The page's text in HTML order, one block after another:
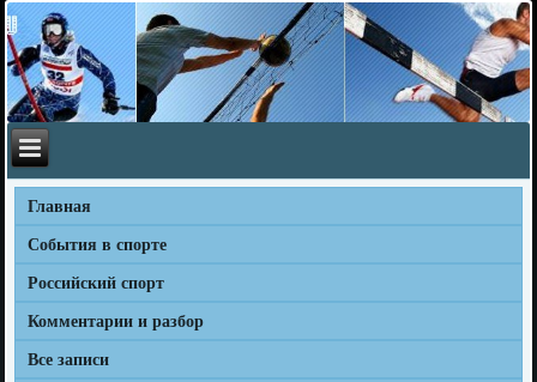
Главная
События в спорте
Российский спорт
Комментарии и разбор
Все записи